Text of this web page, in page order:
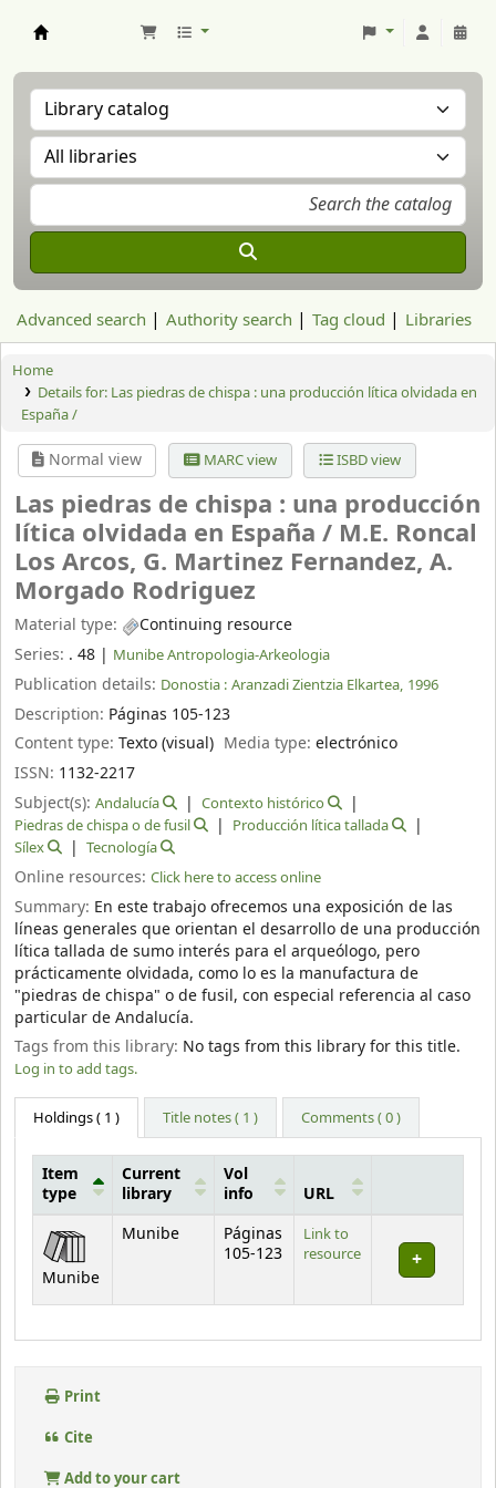
Advanced search Authority search Tag cloud Libraries
Home
Details for: Las piedras de chispa : una producción lítica olvidada en
España /
Normal view MARC view ISBD view
Las piedras de chispa : una producción
lítica olvidada en España / M.E. Roncal
Los Arcos, G. Martinez Fernandez, A.
Morgado Rodriguez
Material type:
Continuing resource
Series: . 48 | Munibe Antropologia-Arkeologia
Publication details: Donostia : Aranzadi Zientzia Elkartea, 1996
Description: Páginas 105-123
Content type: Texto (visual) Media type:electrónico
ISSN: 1132-2217
Subject(s): Andalucía
Contexto histórico
Piedras de chispa o de fusil
Producción lítica tallada
Sílex
Tecnología
Online resources: Click here to access online
Summary: En este trabajo ofrecemos una exposición de las
líneas generales que orientan el desarrollo de una producción
lítica tallada de sumo interés para el arqueólogo, pero
prácticamente olvidada, como lo es la manufactura de
"piedras de chispa" o de fusil, con especial referencia al caso
particular de Andalucía.
Tags from this library: No tags from this library for this title.
Log in to add tags.
Holdings( 1 ) Title notes ( 1 ) Comments ( 0 )
Holdings
Item
type
Current
library
Vol
info
URL
Munibe
Munibe
Páginas
105-123
Link to
resource
Print
Cite
Add to your cart